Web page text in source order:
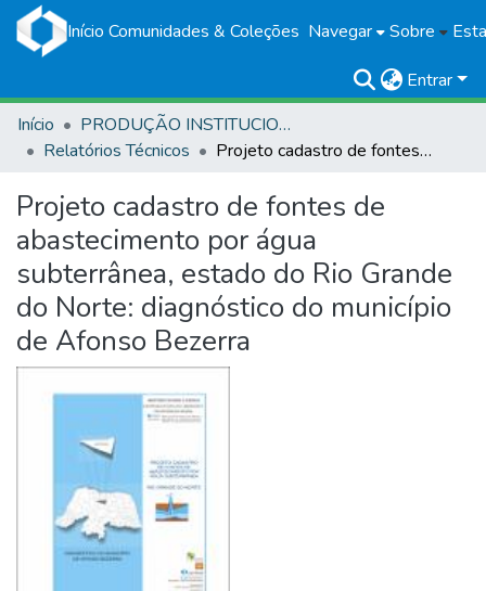
Início Comunidades & Coleções Navegar Sobre
Entrar
Início
PRODUÇÃO INSTITUCIONAL
Relatórios Técnicos
Projeto cadastro de fontes de abastecimento por água subterrânea, estado do Rio Grande do Norte: diagnóstico do município de Afonso Bezerra
Projeto cadastro de fontes de
abastecimento por água
subterrânea, estado do Rio Grande
do Norte: diagnóstico do município
de Afonso Bezerra